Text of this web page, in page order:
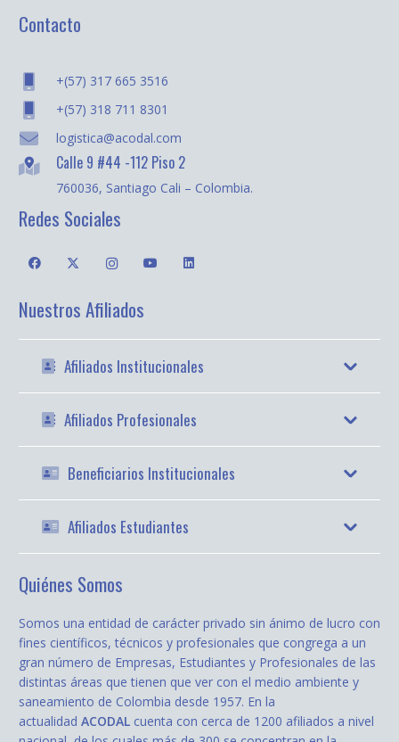
Contacto
+(57) 317 665 3516
+(57) 318 711 8301
logistica@acodal.com
Calle 9 #44 -112 Piso 2
760036, Santiago Cali – Colombia.
Redes Sociales
Nuestros Afiliados
Afiliados Institucionales
Afiliados Profesionales
Beneficiarios Institucionales
Afiliados Estudiantes
Quiénes Somos
Somos una entidad de carácter privado sin ánimo de lucro con
fines científicos, técnicos y profesionales que congrega a un
gran número de Empresas, Estudiantes y Profesionales de las
distintas áreas que tienen que ver con el medio ambiente y
saneamiento de Colombia desde 1957. En la
actualidad ACODAL cuenta con cerca de 1200 afiliados a nivel